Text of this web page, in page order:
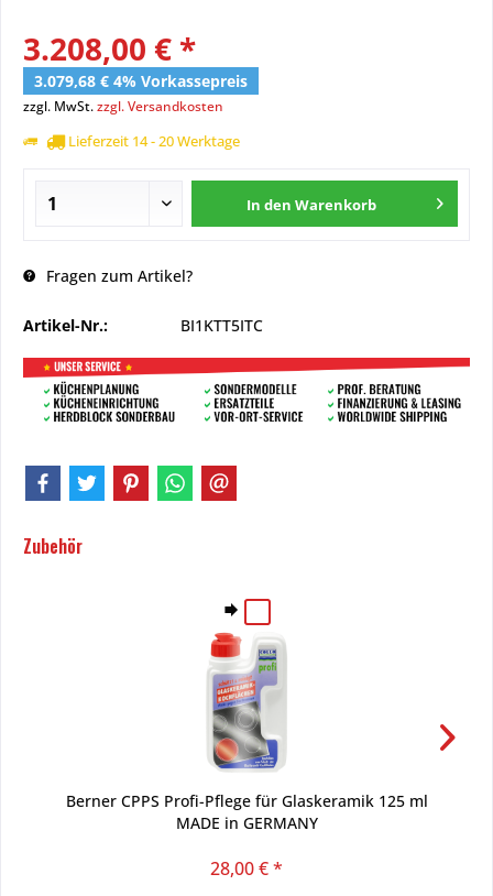
3.208,00 € *
3.079,68 € 4% Vorkassepreis
zzgl. MwSt.zzgl. Versandkosten
Lieferzeit 14 - 20 Werktage
In den Warenkorb
Fragen zum Artikel?
Artikel-Nr.: BI1KTT5ITC
Zubehör
Berner CPPS Profi-Pflege für Glaskeramik 125 ml
MADE in GERMANY
28,00 € *